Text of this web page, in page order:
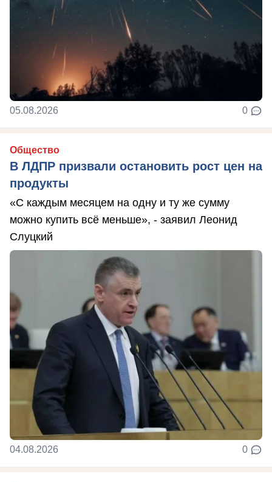
05.08.2026 0
Общество
В ЛДПР призвали остановить рост цен на
продукты
«С каждым месяцем на одну и ту же сумму
можно купить всё меньше», - заявил Леонид
Слуцкий
04.08.2026 0